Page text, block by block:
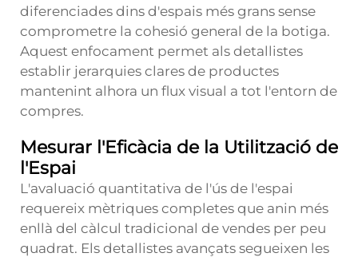
diferenciades dins d'espais més grans sense
comprometre la cohesió general de la botiga.
Aquest enfocament permet als detallistes
establir jerarquies clares de productes
mantenint alhora un flux visual a tot l'entorn de
compres.
Mesurar l'Eficàcia de la Utilització de
l'Espai
L'avaluació quantitativa de l'ús de l'espai
requereix mètriques completes que anin més
enllà del càlcul tradicional de vendes per peu
quadrat. Els detallistes avançats segueixen les